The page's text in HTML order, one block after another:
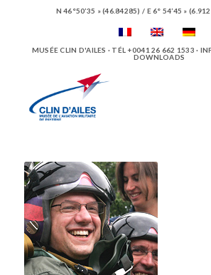
N 46°50’35 » (46.84285) / E 6° 54’45 »
MUSÉE CLIN D'AILES · TÉL +0041 26 662 1533 ·
DOWNLOADS